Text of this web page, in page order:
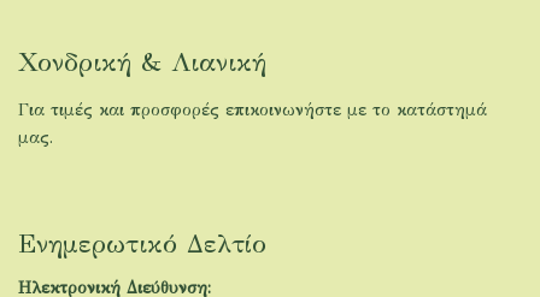
Χονδρική & Λιανική
Για τιμές και προσφορές επικοινωνήστε με το κατάστημά
μας.
Ενημερωτικό Δελτίο
Ηλεκτρονική Διεύθυνση: